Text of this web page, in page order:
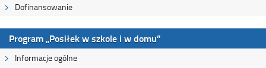
Dofinansowanie
Program „Posiłek w szkole i w domu”
Informacje ogólne